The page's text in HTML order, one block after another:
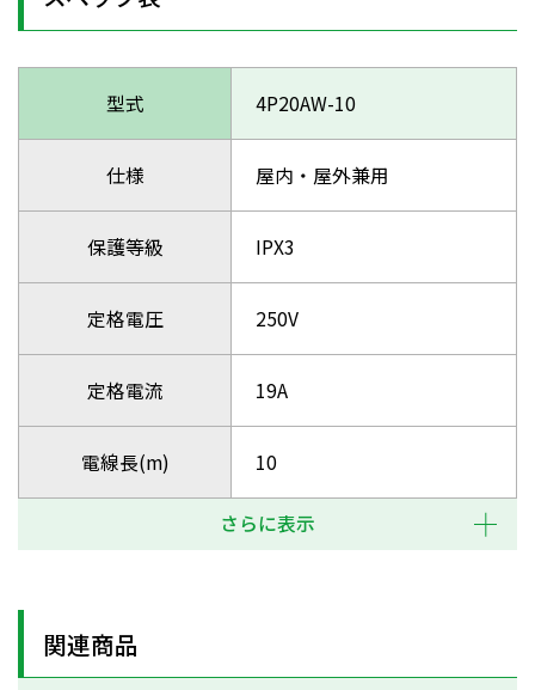
型式 4P20AW-10
仕様 屋内・屋外兼用
保護等級 IPX3
定格電圧 250V
定格電流 19A
電線長(m) 10
さらに表示
関連商品